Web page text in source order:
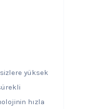
yüksek
hızla